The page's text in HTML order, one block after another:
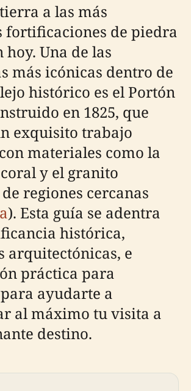
a las más
fortificaciones de piedra
hoy. Una de las
más icónicas dentro de
histórico es el Portón
en 1825, que
exquisito trabajo
materiales como la
y el granito
regiones cercanas
). Esta guía se adentra
histórica,
arquitectónicas, e
práctica para
ayudarte a
al máximo tu visita a
destino.